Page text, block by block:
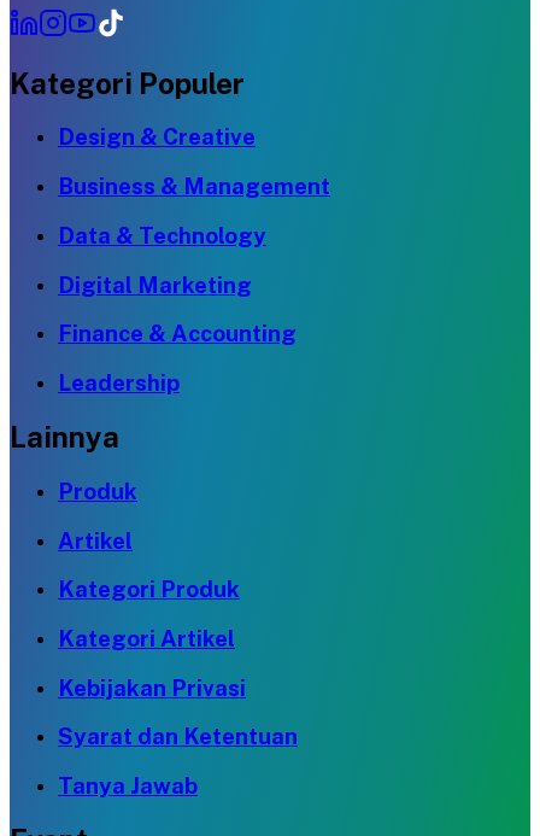
Kategori Populer
Design & Creative
Business & Management
Data & Technology
Digital Marketing
Finance & Accounting
Leadership
Lainnya
Produk
Artikel
Kategori Produk
Kategori Artikel
Kebijakan Privasi
Syarat dan Ketentuan
Tanya Jawab